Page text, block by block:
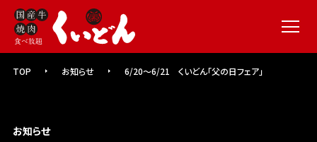
TOP お知らせ 6/20～6/21 くいどん「父の日フェア」
お知らせ